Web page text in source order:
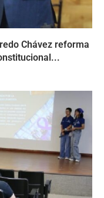
Chávez reforma